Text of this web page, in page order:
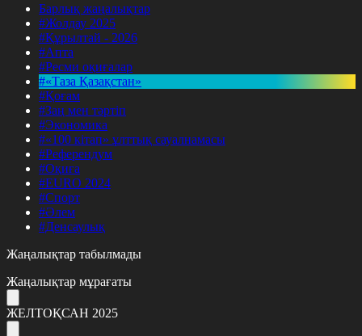
Барлық жаңалықтар
#Жолдау 2025
#Құрылтай - 2026
#Апта
#Ресми оқиғалар
#«Таза Қазақстан»
#Қоғам
#Заң мен тәртіп
#Экономика
#«100 кітап» ұлттық сауалнамасы
#Референдум
#Оқиға
#EURO 2024
#Спорт
#Әлем
#Денсаулық
Жаңалықтар табылмады
Жаңалықтар мұрағаты
ЖЕЛТОҚСАН 2025